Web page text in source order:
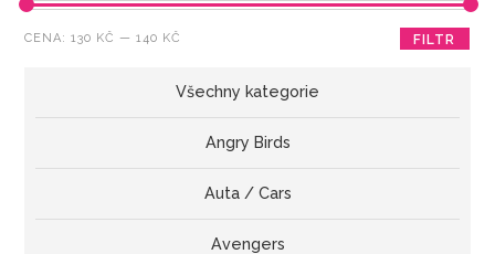
Minimální
Maximální
FILTR
CENA:130 KČ —140 KČ
Všechny kategorie
Angry Birds
Auta / Cars
Avengers